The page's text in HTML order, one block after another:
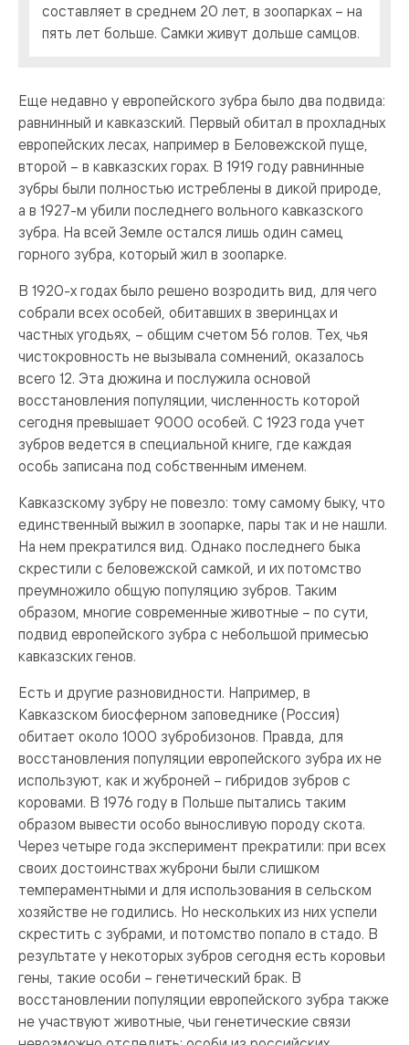
составляет в среднем 20 лет, в зоопарках – на
пять лет больше. Самки живут дольше самцов.
Еще недавно у европейского зубра было два подвида:
равнинный и кавказский. Первый обитал в прохладных
европейских лесах, например в Беловежской пуще,
второй – в кавказских горах. В 1919 году равнинные
зубры были полностью истреблены в дикой природе,
а в 1927-м убили последнего вольного кавказского
зубра. На всей Земле остался лишь один самец
горного зубра, который жил в зоопарке.
В 1920-х годах было решено возродить вид, для чего
собрали всех особей, обитавших в зверинцах и
частных угодьях, – общим счетом 56 голов. Тех, чья
чистокровность не вызывала сомнений, оказалось
всего 12. Эта дюжина и послужила основой
восстановления популяции, численность которой
сегодня превышает 9000 особей. С 1923 года учет
зубров ведется в специальной книге, где каждая
особь записана под собственным именем.
Кавказскому зубру не повезло: тому самому быку, что
единственный выжил в зоопарке, пары так и не нашли.
На нем прекратился вид. Однако последнего быка
скрестили с беловежской самкой, и их потомство
преумножило общую популяцию зубров. Таким
образом, многие современные животные – по сути,
подвид европейского зубра с небольшой примесью
кавказских генов.
Есть и другие разновидности. Например, в
Кавказском биосферном заповеднике (Россия)
обитает около 1000 зубробизонов. Правда, для
восстановления популяции европейского зубра их не
используют, как и жуброней – гибридов зубров с
коровами. В 1976 году в Польше пытались таким
образом вывести особо выносливую породу скота.
Через четыре года эксперимент прекратили: при всех
своих достоинствах жуброни были слишком
темпераментными и для использования в сельском
хозяйстве не годились. Но нескольких из них успели
скрестить с зубрами, и потомство попало в стадо. В
результате у некоторых зубров сегодня есть коровьи
гены, такие особи – генетический брак. В
восстановлении популяции европейского зубра также
не участвуют животные, чьи генетические связи